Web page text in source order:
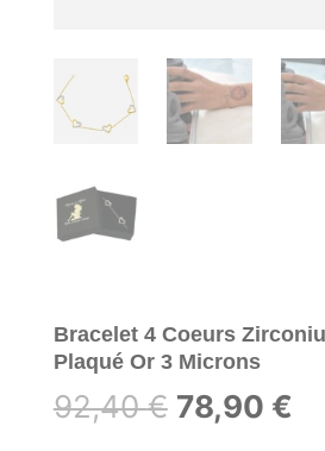
Bracelet 4 Coeurs
Plaqué Or 3 Microns
92,40€ Le
78,90 €Le